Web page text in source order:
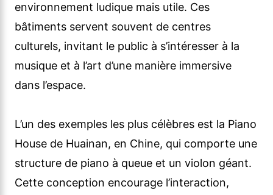
environnement ludique mais utile. Ces
bâtiments servent souvent de centres
culturels, invitant le public à s’intéresser à la
musique et à l’art d’une manière immersive
dans l’espace.
L’un des exemples les plus célèbres est la Piano
House de Huainan, en Chine, qui comporte une
structure de piano à queue et un violon géant.
Cette conception encourage l’interaction,